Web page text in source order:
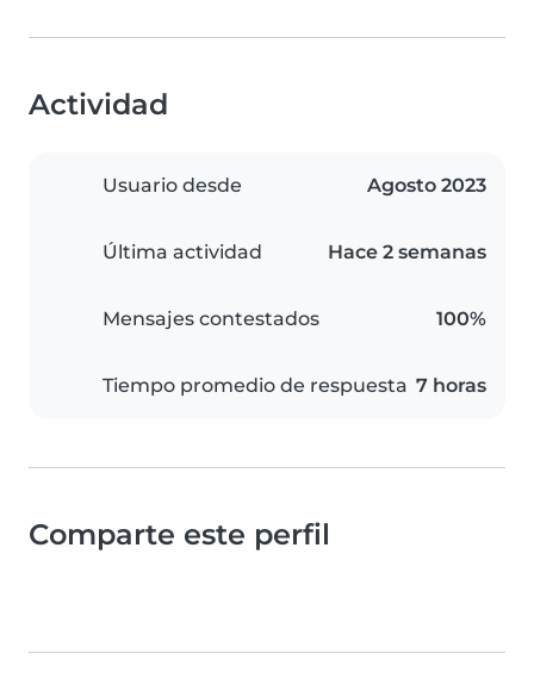
Actividad
Usuario desde Agosto 2023
Última actividad Hace 2 semanas
Mensajes contestados 100%
Tiempo promedio de respuesta 7 horas
Comparte este perfil